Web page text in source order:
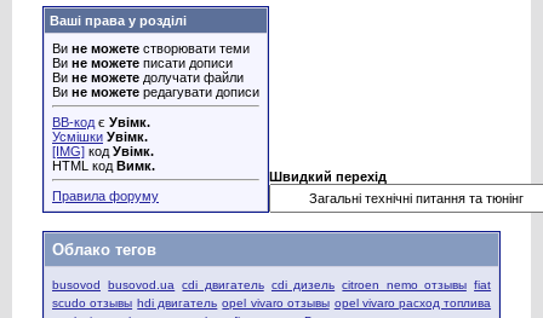
Ваші права у розділі
Ви не можете створювати теми
Ви не можете писати дописи
Ви не можете долучати файли
Ви не можете редагувати дописи
BB-код є Увімк.
Усмішки Увімк.
[IMG] код Увімк.
HTML код Вимк.
Правила форуму
Швидкий перехід
Облако тегов
busovod busovod.ua cdi двигатель cdi дизель citroen nemo отзывы fiat
scudo отзывы hdi двигатель opel vivaro отзывы opel vivaro расход топлива